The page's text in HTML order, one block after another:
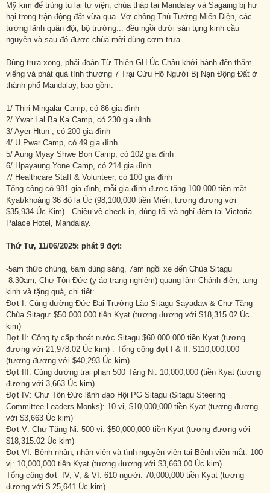
Mỹ kim để trùng tu lại tự viện, chùa tháp tại Mandalay và Sagaing bị hư
hại trong trận động đất vừa qua. Vợ chồng Thủ Tướng Miến Điện, các
tướng lãnh quân đội, bộ trưởng... đều ngồi dưới sàn tụng kinh cầu
nguyện và sau đó được chùa mời dùng cơm trưa.
Dùng trưa xong, phái đoàn Từ Thiện GH Úc Châu khởi hành đến thăm
viếng và phát quà tình thương 7 Trại Cứu Hộ Người Bị Nạn Động Đất ở
thành phố Mandalay, bao gồm:
1/ Thiri Mingalar Camp, có 86 gia đình
2/ Ywar Lal Ba Ka Camp, có 230 gia đình
3/ Ayer Htun , có 200 gia đình
4/ U Pwar Camp, có 49 gia đình
5/ Aung Myay Shwe Bon Camp, có 102 gia đình
6/ Hpayaung Yone Camp, có 214 gia đình
7/ Healthcare Staff & Volunteer, có 100 gia đình
Tổng cộng có 981 gia đình, mỗi gia đình được tặng 100.000 tiền mặt
Kyat/khoảng 36 đô la Úc (98,100,000 tiền Miến, tương đương với
$35,934 Úc Kim). Chiều về check in, dùng tối và nghỉ đêm tại Victoria
Palace Hotel, Mandalay.
Thứ Tư, 11/06/2025: phát 9 đợt:
-5am thức chúng, 6am dùng sáng, 7am ngồi xe đến Chùa Sitagu
-8:30am, Chư Tôn Đức (y áo trang nghiêm) quang lâm Chánh điện, tụng
kinh và tặng quà, chi tiết:
Đợt I: Cúng dường Đức Đại Trưởng Lão Sitagu Sayadaw & Chư Tăng
Chùa Sitagu: $50.000.000 tiền Kyat (tương đương với $18,315.02 Úc
kim)
Đợt II: Công ty cấp thoát nước Sitagu $60.000.000 tiền Kyat (tương
đương với 21,978.02 Úc kim) . Tổng cộng đợt I & II: $110,000,000
(tương đương với $40,293 Úc kim)
Đợt III: Cúng dường trai phạn 500 Tăng Ni: 10,000,000 (tiền Kyat (tương
đương với 3,663 Úc kim)
Đợt IV: Chư Tôn Đức lãnh đạo Hội PG Sitagu (Sitagu Steering
Committee Leaders Monks): 10 vị, $10,000,000 tiền Kyat (tương đương
với $3,663 Úc kim)
Đợt V: Chư Tăng Ni: 500 vị: $50,000,000 tiền Kyat (tương đương với
$18,315.02 Úc kim)
Đợt VI: Bệnh nhân, nhân viên và tình nguyện viên tại Bệnh viện mắt: 100
vị: 10,000,000 tiền Kyat (tương đương với $3,663.00 Úc kim)
Tổng cộng đợt IV, V, & VI: 610 người: 70,000,000 tiền Kyat (tương
đương với $ 25,641 Úc kim)